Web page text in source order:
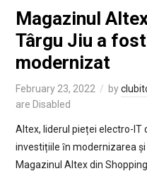
Magazinul
Târgu Jiu a
modernizat
February 23, 2022 by
are Disabled
Altex, liderul pieței electro-IT
investițiile ȋn modernizarea
Magazinul Altex din